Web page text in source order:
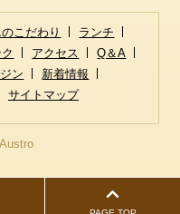
こだわり
ランチ
アクセス
Q＆A
ン
新着情報
サイトマップ